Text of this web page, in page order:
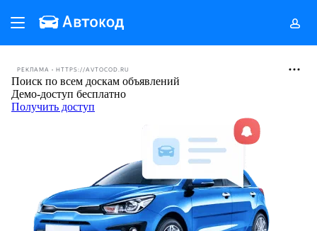
РЕКЛАМА • HTTPS://AVTOCOD.RU